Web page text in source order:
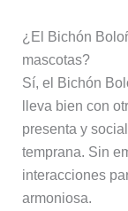
¿El Bichón
mascotas?
Sí, el Bichón
lleva bien con
presenta y
temprana. Sin
interacciones
armoniosa.